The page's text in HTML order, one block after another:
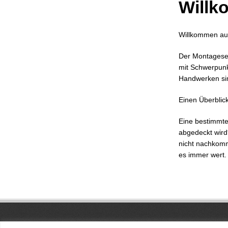
Willkommen
Der
mit
Handwerken
Einen
Eine
abgedeckt
nicht
es immer wert.